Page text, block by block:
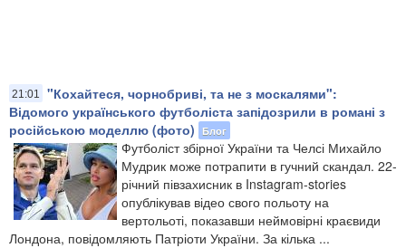
21:01
"Кохайтеся, чорнобриві, та не з москалями":
Відомого українського футболіста запідозрили в романі з
російською моделлю (фото)
Блог
Футболіст збірної України та Челсі Михайло
Мудрик може потрапити в гучний скандал. 22-
річний півзахисник в Instagram-stories
опублікував відео свого польоту на
вертольоті, показавши неймовірні краєвиди
Лондона, повідомляють Патріоти України. За кілька ...